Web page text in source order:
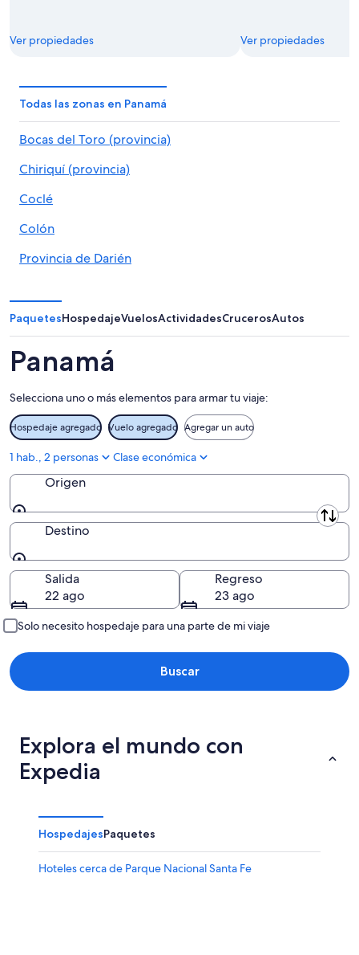
Ver propiedades Ver propiedades
Todas las zonas en Panamá
Bocas del Toro (provincia)
Chiriquí (provincia)
Coclé
Colón
Provincia de Darién
Guna Yala
Herrera
Los Santos
Naso Tjër Di
Comarca Ngäbe-Buglé
Provincia de Panamá Oeste
Veraguas
PaquetesHospedajeVuelosActividadesCrucerosAutos
Panamá
Selecciona uno o más elementos para armar tu viaje:
Hospedaje agregado Vuelo agregado Agregar un auto
1 hab., 2 personas Clase económica
Origen
Origen
Destino
Destino
Salida
22 ago
Regreso
23 ago
Solo necesito hospedaje para una parte de mi viaje
Buscar
Explora el mundo con
Expedia
HospedajesPaquetes
Hoteles cerca de Parque Nacional Santa Fe